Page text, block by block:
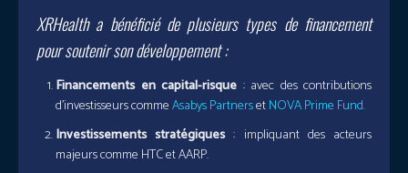
XRHealth a bénéficié de plusieurs types de financement
pour soutenir son développement :
Financements en capital-risque : avec des contributions
d’investisseurs commeAsabys PartnersetNOVA Prime Fund.
Investissements stratégiques: impliquant des acteurs
majeurs comme HTC et AARP.